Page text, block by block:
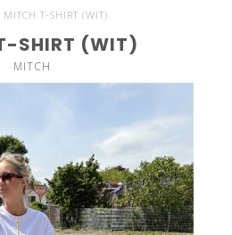
MITCH T-SHIRT (WIT)
SHIRT (WIT)
MITCH